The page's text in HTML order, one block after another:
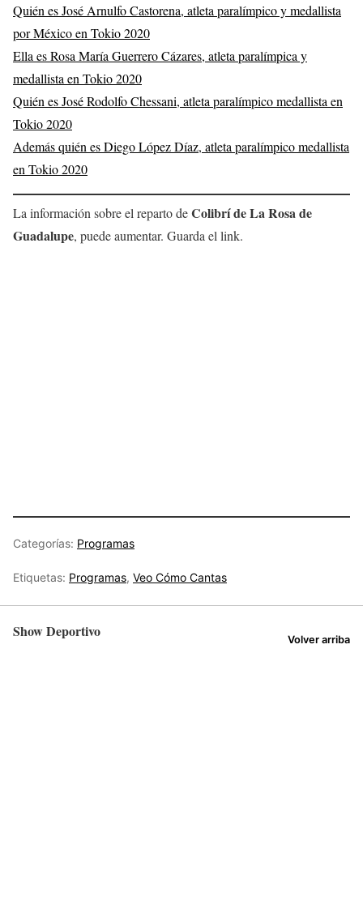
Quién es José Arnulfo Castorena, atleta paralímpico y medallista
por México en Tokio 2020
Ella es Rosa María Guerrero Cázares, atleta paralímpica y
medallista en Tokio 2020
Quién es José Rodolfo Chessani, atleta paralímpico medallista en
Tokio 2020
Además quién es Diego López Díaz, atleta paralímpico medallista
en Tokio 2020
La información sobre el reparto deColibrí de La Rosa de
Guadalupe, puede aumentar. Guarda el link.
Categorías: Programas
Etiquetas: Programas, Veo Cómo Cantas
Show Deportivo Volver arriba